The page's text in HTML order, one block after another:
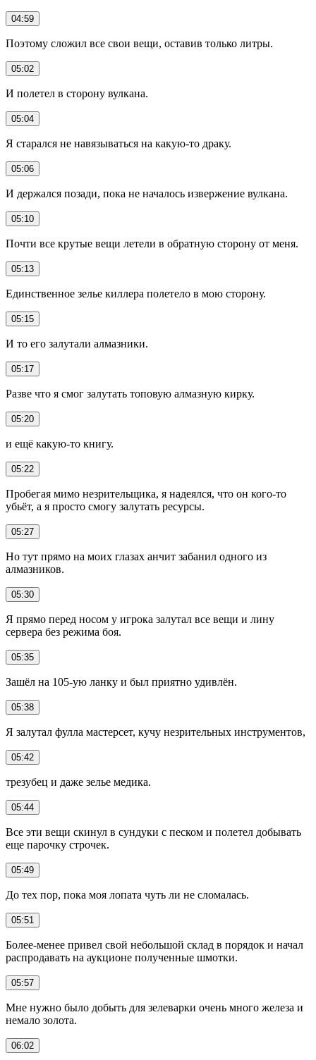
04:59
Поэтому сложил все свои вещи, оставив только литры.
05:02
И полетел в сторону вулкана.
05:04
Я старался не навязываться на какую-то драку.
05:06
И держался позади, пока не началось извержение вулкана.
05:10
Почти все крутые вещи летели в обратную сторону от меня.
05:13
Единственное зелье киллера полетело в мою сторону.
05:15
И то его залутали алмазники.
05:17
Разве что я смог залутать топовую алмазную кирку.
05:20
и ещё какую-то книгу.
05:22
Пробегая мимо незрительщика, я надеялся, что он кого-то
убьёт, а я просто смогу залутать ресурсы.
05:27
Но тут прямо на моих глазах анчит забанил одного из
алмазников.
05:30
Я прямо перед носом у игрока залутал все вещи и лину
сервера без режима боя.
05:35
Зашёл на 105-ую ланку и был приятно удивлён.
05:38
Я залутал фулла мастерсет, кучу незрительных инструментов,
05:42
трезубец и даже зелье медика.
05:44
Все эти вещи скинул в сундуки с песком и полетел добывать
еще парочку строчек.
05:49
До тех пор, пока моя лопата чуть ли не сломалась.
05:51
Более-менее привел свой небольшой склад в порядок и начал
распродавать на аукционе полученные шмотки.
05:57
Мне нужно было добыть для зелеварки очень много железа и
немало золота.
06:02